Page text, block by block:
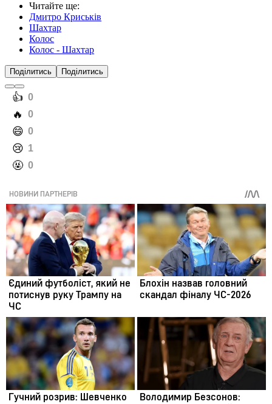
Читайте ще:
Дмитро Криськів
Шахтар
Колос
Колос - Шахтар
Поділитись Поділитись
️👍 0
️🔥 0
️😄 0
️😢 1
️🤬 0